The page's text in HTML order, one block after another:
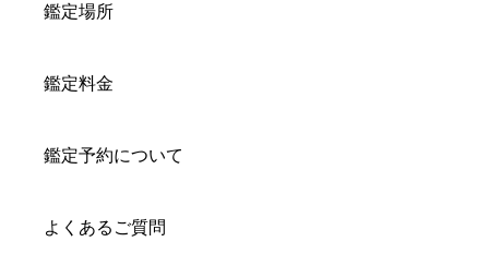
鑑定場所
鑑定料金
鑑定予約について
よくあるご質問